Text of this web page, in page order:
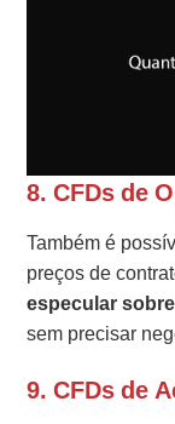
8. CFDs de
Também é
preços de
especular
sem precisar
9. CFDs de